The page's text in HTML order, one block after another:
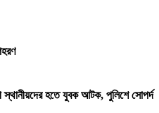
স্থানীয়দের হতে যুবক আটক, পুলিশে সোপর্দ